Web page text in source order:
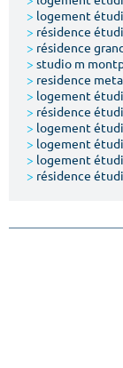
> logement
> résidence
> résidence
> studio m
> residence
> logement
> résidence
> logement
> logement
> logement
> résidence